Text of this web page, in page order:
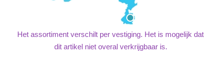
Het assortiment verschilt per vestiging. Het is mogelijk dat
dit artikel niet overal verkrijgbaar is.